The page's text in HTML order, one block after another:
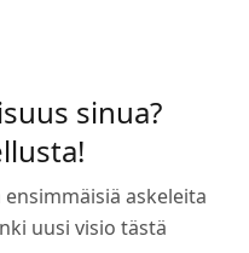
sinua?
askeleita
uusi visio tästä